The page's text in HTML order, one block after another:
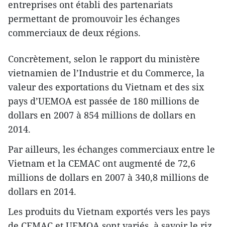
entreprises ont établi des partenariats
permettant de promouvoir les échanges
commerciaux de deux régions.
Concrètement, selon le rapport du ministère
vietnamien de l’Industrie et du Commerce, la
valeur des exportations du Vietnam et des six
pays d’UEMOA est passée de 180 millions de
dollars en 2007 à 854 millions de dollars en
2014.
Par ailleurs, les échanges commerciaux entre le
Vietnam et la CEMAC ont augmenté de 72,6
millions de dollars en 2007 à 340,8 millions de
dollars en 2014.
Les produits du Vietnam exportés vers les pays